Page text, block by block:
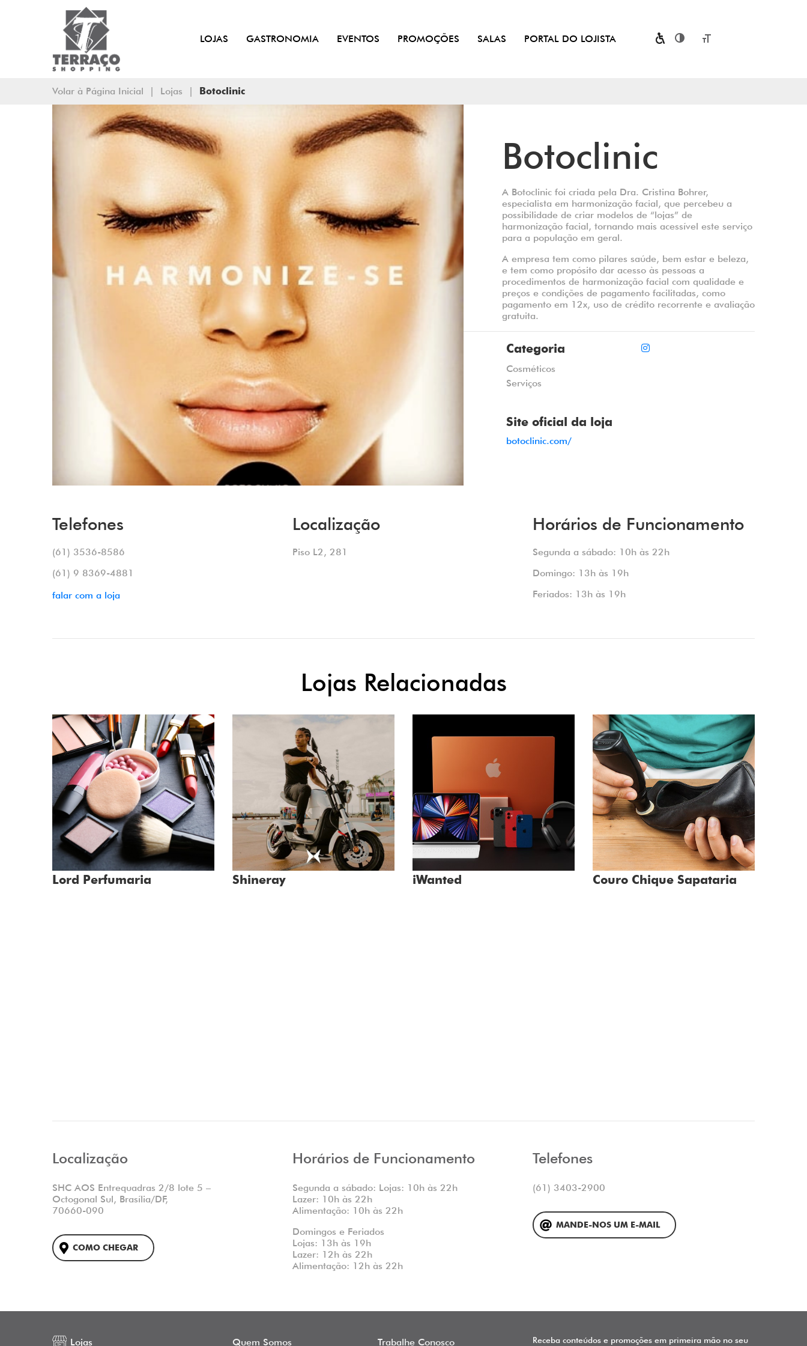
LOJAS GASTRONOMIA EVENTOS PROMOÇÕES SALAS PORTAL DO LOJISTA Toggle High Contrast
Toggle Font size
Volar à Página Inicial | Lojas | Botoclinic
Botoclinic
A Botoclinic foi criada pela Dra. Cristina Bohrer,
especialista em harmonização facial, que percebeu a
possibilidade de criar modelos de “lojas” de
harmonização facial, tornando mais acessível este serviço
para a população em geral.
A empresa tem como pilares saúde, bem estar e beleza,
e tem como propósito dar acesso às pessoas a
procedimentos de harmonização facial com qualidade e
preços e condições de pagamento facilitadas, como
pagamento em 12x, uso de crédito recorrente e avaliação
gratuita.
Categoria
Cosméticos
Serviços
Site oficial da loja
botoclinic.com/
Telefones
(61) 3536-8586
(61) 9 8369-4881
falar com a loja
Localização
Piso L2, 281
Horários de Funcionamento
Segunda a sábado: 10h às 22h
Domingo: 13h às 19h
Feriados: 13h às 19h
Lojas Relacionadas
Lord Perfumaria Shineray iWanted Couro Chique Sapataria
Localização
SHC AOS Entrequadras 2/8 lote 5 –
Octogonal Sul, Brasília/DF,
70660-090
COMO CHEGAR
Horários de Funcionamento
Segunda a sábado: Lojas: 10h às 22h
Lazer: 10h às 22h
Alimentação: 10h às 22h
Domingos e Feriados
Lojas: 13h às 19h
Lazer: 12h às 22h
Alimentação: 12h às 22h
Telefones
(61) 3403-2900
MANDE-NOS UM E-MAIL
Lojas Quem Somos Trabalhe Conosco
Receba conteúdos e promoções em primeira mão no seu